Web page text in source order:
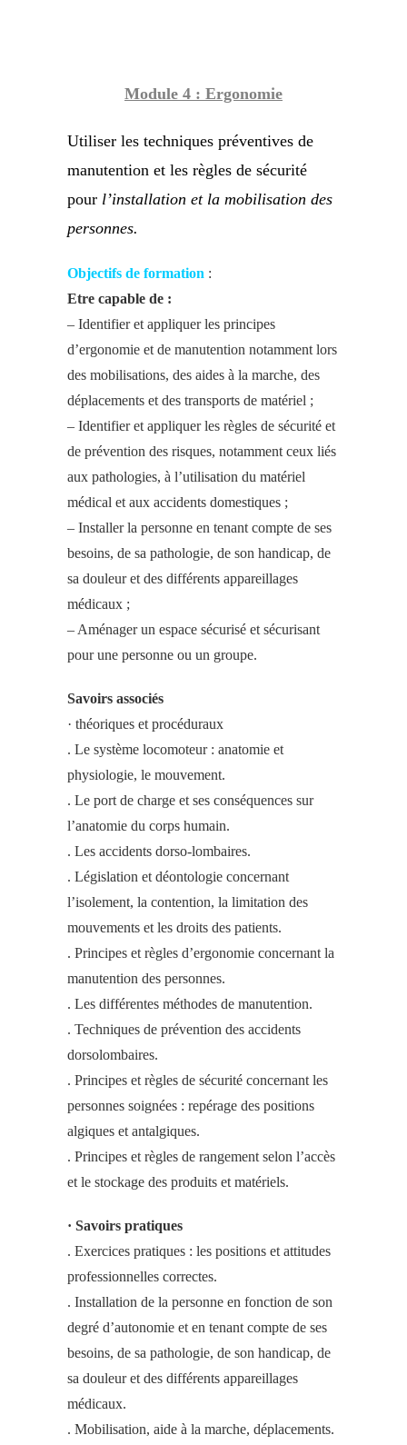
Module 4 : Ergonomie
Utiliser les techniques préventives de
manutention et les règles de sécurité
pour l’installation et la mobilisation des
personnes.
Objectifs de formation :
Etre capable de :
– Identifier et appliquer les principes
d’ergonomie et de manutention notamment lors
des mobilisations, des aides à la marche, des
déplacements et des transports de matériel ;
– Identifier et appliquer les règles de sécurité et
de prévention des risques, notamment ceux liés
aux pathologies, à l’utilisation du matériel
médical et aux accidents domestiques ;
– Installer la personne en tenant compte de ses
besoins, de sa pathologie, de son handicap, de
sa douleur et des différents appareillages
médicaux ;
– Aménager un espace sécurisé et sécurisant
pour une personne ou un groupe.
Savoirs associés
· théoriques et procéduraux
. Le système locomoteur : anatomie et
physiologie, le mouvement.
. Le port de charge et ses conséquences sur
l’anatomie du corps humain.
. Les accidents dorso-lombaires.
. Législation et déontologie concernant
l’isolement, la contention, la limitation des
mouvements et les droits des patients.
. Principes et règles d’ergonomie concernant la
manutention des personnes.
. Les différentes méthodes de manutention.
. Techniques de prévention des accidents
dorsolombaires.
. Principes et règles de sécurité concernant les
personnes soignées : repérage des positions
algiques et antalgiques.
. Principes et règles de rangement selon l’accès
et le stockage des produits et matériels.
· Savoirs pratiques
. Exercices pratiques : les positions et attitudes
professionnelles correctes.
. Installation de la personne en fonction de son
degré d’autonomie et en tenant compte de ses
besoins, de sa pathologie, de son handicap, de
sa douleur et des différents appareillages
médicaux.
. Mobilisation, aide à la marche, déplacements.